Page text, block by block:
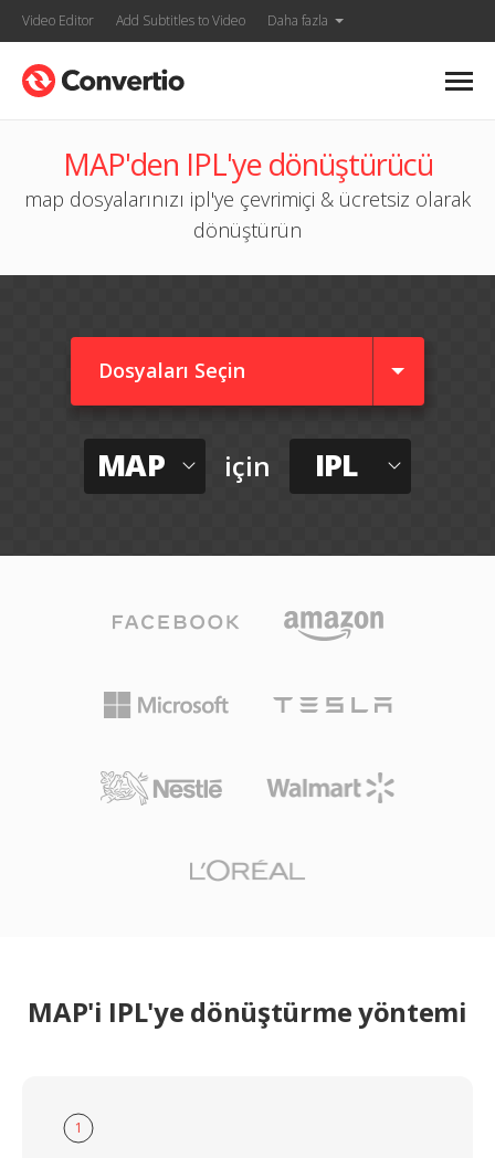
Video Editor Add Subtitles to Video Daha fazla
MAP'den IPL'ye dönüştürücü
map dosyalarınızı ipl'ye çevrimiçi & ücretsiz olarak
dönüştürün
Dosyaları Seçin
MAP için IPL
MAP'i IPL'ye dönüştürme yöntemi
1